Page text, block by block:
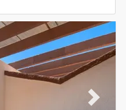
Next